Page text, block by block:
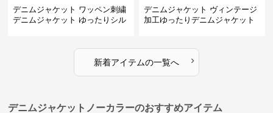
デニムジャケット ワッペン刺繍
デニムジャケット ゆったりシル
デニムジャケット ヴィンテージ
加工ゆったりデニムジャケット
新着アイテムの一覧へ ›
デニムジャケットノーカラーのおすすめアイテム